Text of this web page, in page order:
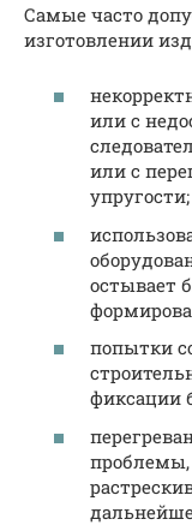
Самые часто
изготовлении
или с
или с
упругости;
остывает
попытки
фиксации
проблемы,